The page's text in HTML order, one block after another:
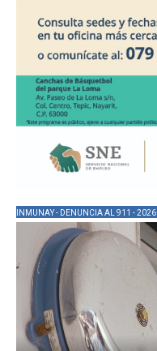
INMUNAY - DENUNCIA AL 911 - 2026